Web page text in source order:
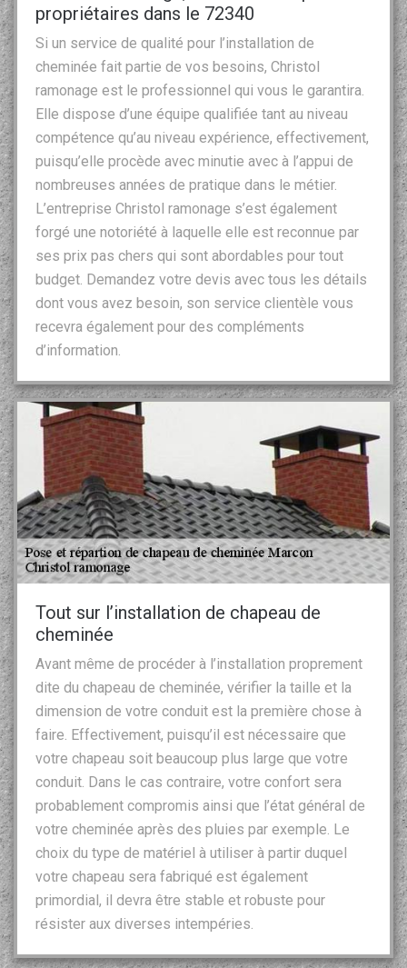
propriétaires dans le 72340
Si un service de qualité pour l’installation de
cheminée fait partie de vos besoins, Christol
ramonage est le professionnel qui vous le garantira.
Elle dispose d’une équipe qualifiée tant au niveau
compétence qu’au niveau expérience, effectivement,
puisqu’elle procède avec minutie avec à l’appui de
nombreuses années de pratique dans le métier.
L’entreprise Christol ramonage s’est également
forgé une notoriété à laquelle elle est reconnue par
ses prix pas chers qui sont abordables pour tout
budget. Demandez votre devis avec tous les détails
dont vous avez besoin, son service clientèle vous
recevra également pour des compléments
d’information.
Tout sur l’installation de chapeau de
cheminée
Avant même de procéder à l’installation proprement
dite du chapeau de cheminée, vérifier la taille et la
dimension de votre conduit est la première chose à
faire. Effectivement, puisqu’il est nécessaire que
votre chapeau soit beaucoup plus large que votre
conduit. Dans le cas contraire, votre confort sera
probablement compromis ainsi que l’état général de
votre cheminée après des pluies par exemple. Le
choix du type de matériel à utiliser à partir duquel
votre chapeau sera fabriqué est également
primordial, il devra être stable et robuste pour
résister aux diverses intempéries.